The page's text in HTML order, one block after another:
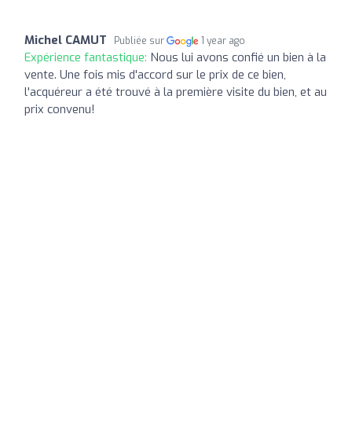
Michel CAMUT Publiée sur 1 year ago
Expérience fantastique: Nous lui avons confié un bien à la
vente. Une fois mis d'accord sur le prix de ce bien,
l'acquéreur a été trouvé à la première visite du bien, et au
prix convenu!